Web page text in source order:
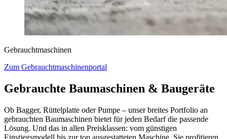
Gebrauchtmaschinen
Zum Gebrauchtmaschinenportal
Gebrauchte Baumaschinen & Baugeräte
Ob Bagger, Rüttelplatte oder Pumpe – unser breites Portfolio an
gebrauchten Baumaschinen bietet für jeden Bedarf die passende
Lösung. Und das in allen Preisklassen: vom günstigen
Einstiegsmodell bis zur top ausgestatteten Maschine. Sie profitieren